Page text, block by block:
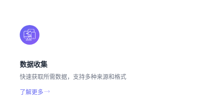
数据收集
快速获取所需数据，支持多种来源和格式
了解更多